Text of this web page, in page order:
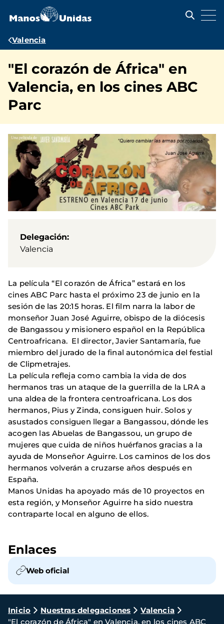
contenido
Ruta
navegación
Valencia
"El corazón de África" en
Valencia, en los cines ABC
Parc
Delegación
Valencia
La película “El corazón de África” estará en los
cines ABC Parc hasta el próximo 23 de junio en la
sesión de las 20:15 horas. El film narra la labor de
monseñor Juan José Aguirre, obispo de la diócesis
de Bangassou y misionero español en la República
Centroafricana. El director, Javier Santamaría, fue
miembro del jurado de la final autonómica del festial
de Clipmetrajes.
La película refleja como cambia la vida de dos
hermanos tras un ataque de la guerrilla de la LRA a
una aldea de la frontera centroafricana. Los dos
hermanos, Pius y Zinda, consiguen huir. Solos y
asustados consiguen llegar a Bangassou, dónde les
acogen las Abuelas de Bangassou, un grupo de
mujeres que cuida de niños huérfanos gracias a la
ayuda de Monseñor Aguirre. Los caminos de los dos
hermanos volverán a cruzarse años después en
España.
Manos Unidas ha apoyado más de 10 proyectos en
esta región, y Monseñor Aguirre ha sido nuestra
contraparte local en alguno de ellos.
Enlaces
Web oficial
Ruta
Inicio Nuestras delegaciones
Valencia
"El corazón de África" en Valencia, en los cines ABC